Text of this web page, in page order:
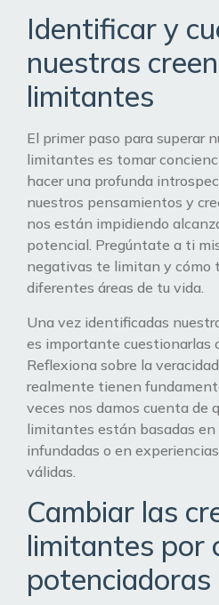
Identificar y
nuestras
limitantes
El primer paso para superar
limitantes es tomar
hacer una profunda
nuestros pensamientos y
nos están impidiendo
potencial. Pregúntate a ti
negativas te limitan y cómo
diferentes áreas de tu vida.
Una vez identificadas
es importante cuestionarlas
Reflexiona sobre la
realmente tienen
veces nos damos cuenta de
limitantes están basadas en
infundadas o en
válidas.
Cambiar las
limitantes por
potenciadoras